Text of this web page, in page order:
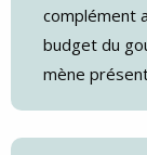
complément
budget du
mène